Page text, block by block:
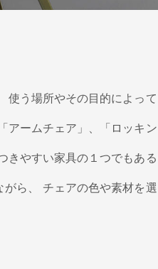
使う場所やその目的によって
アームチェア」、「ロッキン
きやすい家具の１つでもある
ら、 チェアの色や素材を選